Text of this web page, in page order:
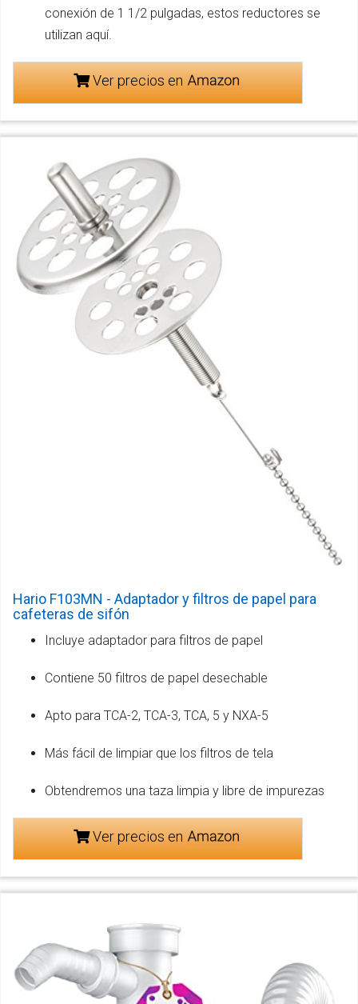
conexión de 1 1/2 pulgadas, estos reductores se
utilizan aquí.
Ver precios en
Hario F103MN - Adaptador y filtros de papel para
cafeteras de sifón
Incluye adaptador para filtros de papel
Contiene 50 filtros de papel desechable
Apto para TCA-2, TCA-3, TCA, 5 y NXA-5
Más fácil de limpiar que los filtros de tela
Obtendremos una taza limpia y libre de impurezas
Ver precios en